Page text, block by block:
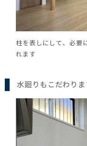
柱を表しにして、必要
れます
水廻りもこだわりま